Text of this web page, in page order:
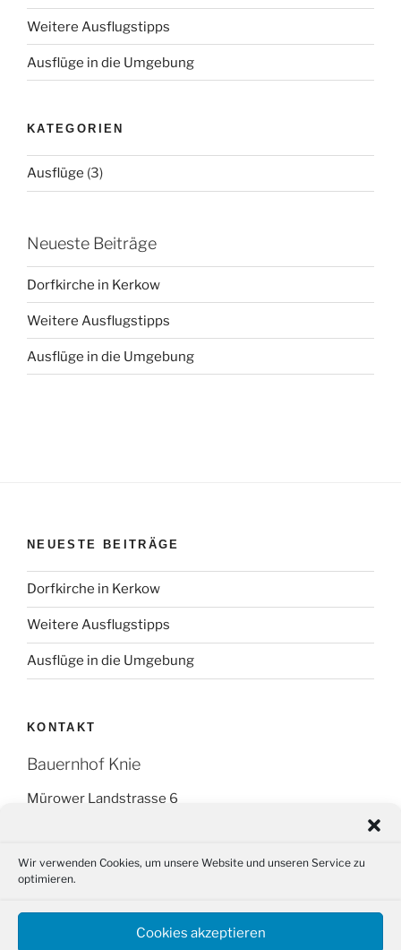
Wir verwenden Cookies, um unsere Website und unseren Service zu
optimieren.
Cookies akzeptieren
Weitere Ausflugstipps
Ausflüge in die Umgebung
KATEGORIEN
Ausflüge (3)
Neueste Beiträge
Dorfkirche in Kerkow
Weitere Ausflugstipps
Ausflüge in die Umgebung
NEUESTE BEITRÄGE
Dorfkirche in Kerkow
Weitere Ausflugstipps
Ausflüge in die Umgebung
KONTAKT
Bauernhof Knie
Mürower Landstrasse 6
Tel.: +49 (0) 151 266 595 14
Fax: (03331) 29 87 88